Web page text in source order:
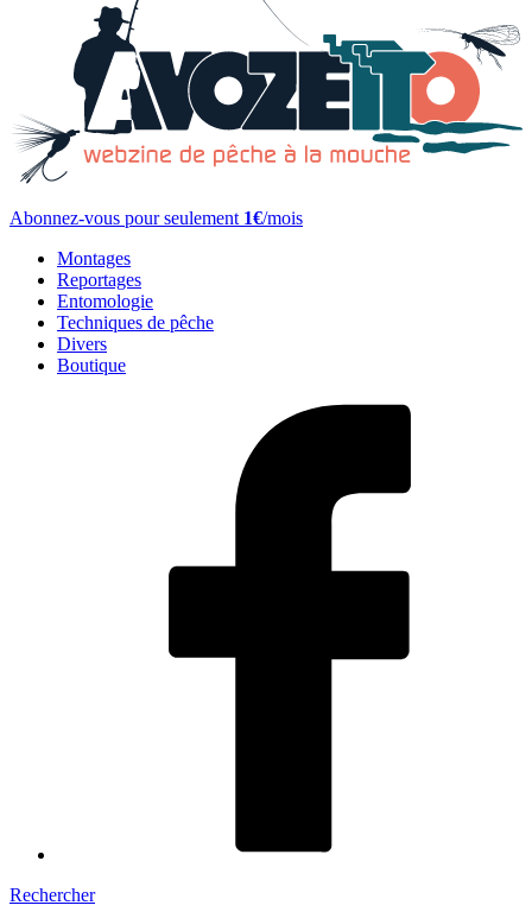
Abonnez-vous pour seulement 1€/mois
Montages
Reportages
Entomologie
Techniques de pêche
Divers
Boutique
Rechercher